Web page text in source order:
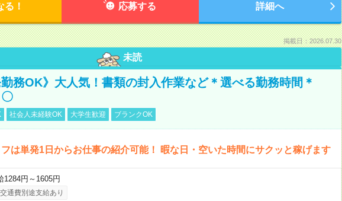
る！ 応募する 詳細へ
掲載日：2026.07.30
未読
務OK》大人気！書類の封入作業など＊選べる勤務時間＊
社会人未経験OK 大学生歓迎 ブランクOK
は単発1日からお仕事の紹介可能！ 暇な日・空いた時間にサクッと稼げます
1284円～1605円
交通費別途支給あり